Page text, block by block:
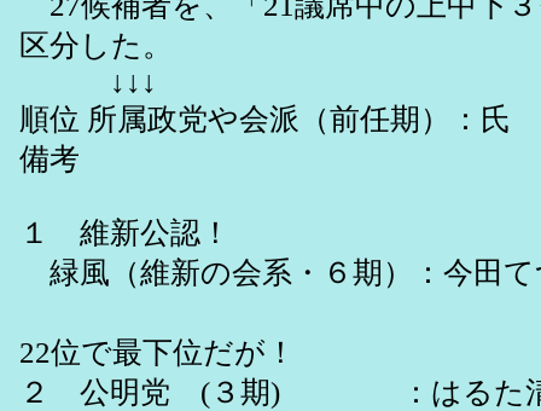
区分した。
↓↓↓
順位 所属政党や会派（前任期）：
備考
１ 維新公認！
緑風（維新の会系・６期）：今田
22位で最下位だが！
２ 公明党 (３期) ：はるた